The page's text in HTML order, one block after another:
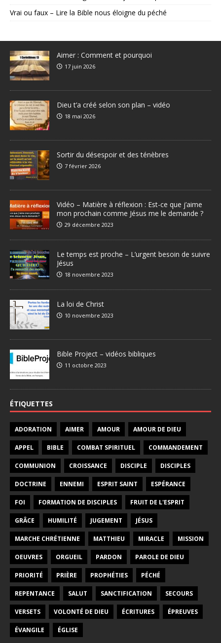
Vrai ou faux – Lire la Bible nous éloigne du péché
Aimer : Comment et pourquoi
17 juin 2026
Dieu t’a créé selon son plan – vidéo
18 mai 2026
Sortir du désespoir et des ténèbres
7 février 2026
Vidéo – Matière à réflexion : Est-ce que j’aime
mon prochain comme Jésus me le demande ?
29 décembre 2023
Le temps est proche – L’urgent besoin de suivre
Jésus
18 novembre 2023
La loi de Christ
10 novembre 2023
Bible Project – vidéos bibliques
11 octobre 2023
ÉTIQUETTES
ADORATION AIMER AMOUR AMOUR DE DIEU
APPEL BIBLE COMBAT SPIRITUEL COMMANDEMENT
COMMUNION CROISSANCE DISCIPLE DISCIPLES
DOCTRINE ENNEMI ESPRIT SAINT ESPÉRANCE
FOI FORMATION DE DISCIPLES FRUIT DE L'ESPRIT
GRÂCE HUMILITÉ JUGEMENT JÉSUS
MARCHE CHRÉTIENNE MATTHIEU MIRACLE MISSION
OEUVRES ORGUEIL PARDON PAROLE DE DIEU
PRIORITÉ PRIÈRE PROPHÉTIES PÉCHÉ
REPENTANCE SALUT SANCTIFICATION SECOURS
VERSETS VOLONTÉ DE DIEU ÉCRITURES ÉPREUVES
ÉVANGILE ÉGLISE